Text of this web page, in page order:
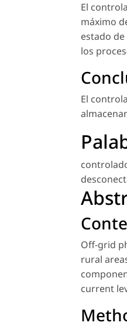
El
máximo
estado
los
El
Off-grid
rural
current